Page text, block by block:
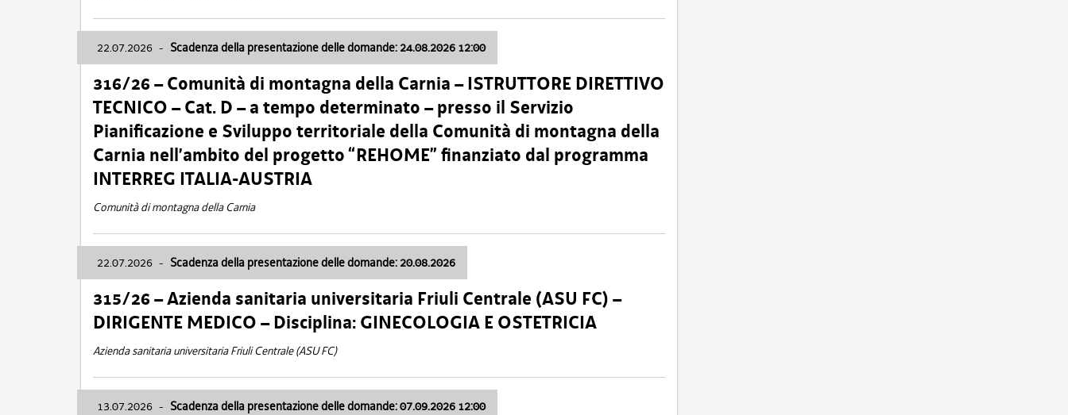
22.07.2026 - Scadenza della presentazione delle domande: 24.08.2026 12:00
316/26 – Comunità di montagna della Carnia – ISTRUTTORE DIRETTIVO
TECNICO – Cat. D – a tempo determinato – presso il Servizio
Pianificazione e Sviluppo territoriale della Comunità di montagna della
Carnia nell’ambito del progetto “REHOME” finanziato dal programma
INTERREG ITALIA-AUSTRIA
Comunità di montagna della Carnia
22.07.2026 - Scadenza della presentazione delle domande: 20.08.2026
315/26 – Azienda sanitaria universitaria Friuli Centrale (ASU FC) –
DIRIGENTE MEDICO – Disciplina: GINECOLOGIA E OSTETRICIA
Azienda sanitaria universitaria Friuli Centrale (ASU FC)
13.07.2026 - Scadenza della presentazione delle domande: 07.09.2026 12:00